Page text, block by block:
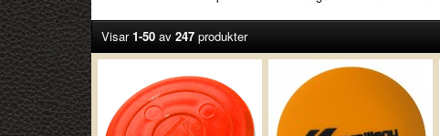
Visar1-50av 247produkter